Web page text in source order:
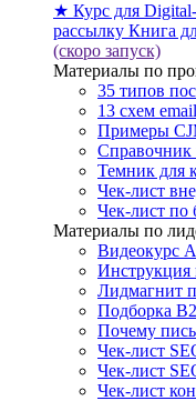
★ Курс для Digital-
рассылку Книга
(скоро запуск)
Материалы по
35 типов
13 схем
Примеры
Справочник
Темник для
Чек-лист
Чек-лист
Материалы по
Видеокурс
Инструкция
Лидмагнит
Подборка
Почему
Чек-лист
Чек-лист
Чек-лист